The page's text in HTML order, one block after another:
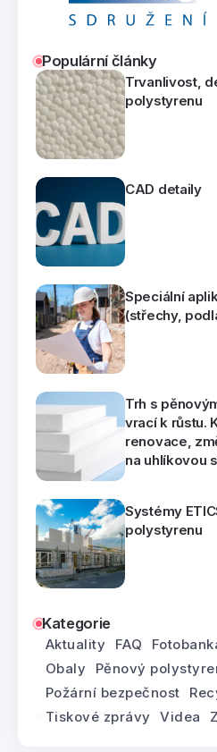
Populární články
Trvanlivost,
polystyrenu
CAD detaily
Speciální
(střechy,
Trh s
vrací k růstu.
renovace,
na uhlíkovou
Systémy
polystyrenu
Kategorie
Aktuality FAQ
Obaly
Pěnový
Požární bezpečnost
Tiskové zprávy
Videa